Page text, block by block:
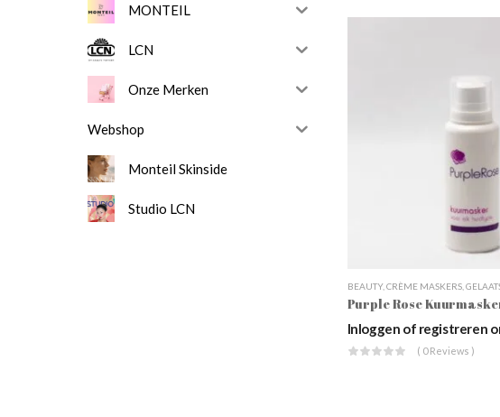
MONTEIL
LCN
Onze Merken
Webshop
Monteil Skinside
Studio LCN
BEAUTY, CRÈME MASKERS,
Purple Rose
Inloggen of registreren
( 0 Reviews )